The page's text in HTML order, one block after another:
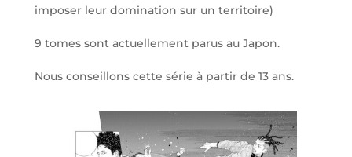
imposer leur domination sur un territoire)
9 tomes sont actuellement parus au Japon.
Nous conseillons cette série à partir de 13 ans.